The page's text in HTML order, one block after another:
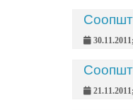
30.11.2011;
21.11.2011;